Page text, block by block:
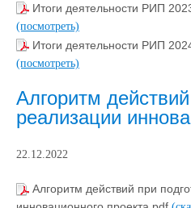
Итоги деятельности РИП
(посмотреть)
Итоги деятельности РИП
(посмотреть)
Алгоритм
реализации
22.12.2022
Алгоритм действий при